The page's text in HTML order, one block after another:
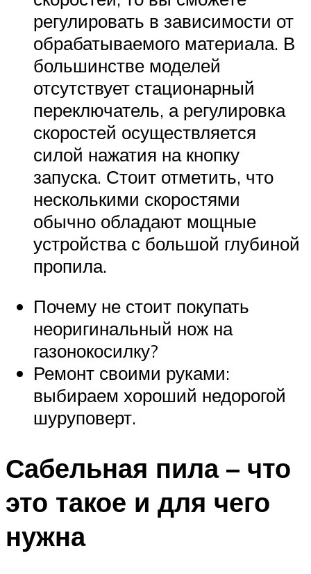
регулировать в зависимости от
обрабатываемого материала. В
большинстве моделей
отсутствует стационарный
переключатель, а регулировка
скоростей осуществляется
силой нажатия на кнопку
запуска. Стоит отметить, что
несколькими скоростями
обычно обладают мощные
устройства с большой глубиной
пропила.
Почему не стоит покупать
неоригинальный нож на
газонокосилку?
Ремонт своими руками:
выбираем хороший недорогой
шуруповерт.
Сабельная пила – что
это такое и для чего
нужна